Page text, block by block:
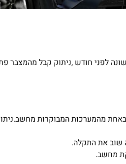
לפני חודש ,ניתוק קבל מהמצבר
מהמערכות המבוקרות
שוב את התקלה.
מחשב.